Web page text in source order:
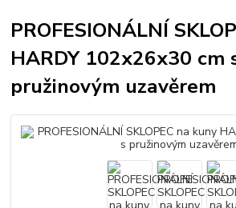
PROFESIONÁLNÍ
HARDY 102x26x30 cm
pružinovým uzavěrem